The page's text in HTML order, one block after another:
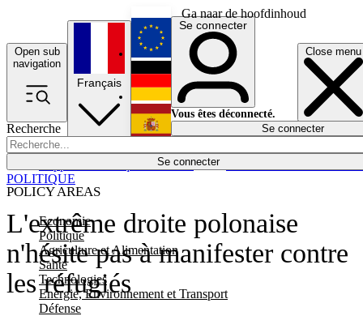
Ga naar de hoofdinhoud
Open sub
navigation
Close menu
Recherche
Se connecter
POLICY AREAS
Economie
Politique
Agriculture et Alimentation
Santé
Technologies
Energie, Environnement et Transport
Défense
Économie
Français
English
Deutsch
Español
Se connecter
Vous êtes déconnecté.
Se connecter
L'extrême droite polonaise
n'hésite pas à manifester contre
les réfugiés
POLITIQUE